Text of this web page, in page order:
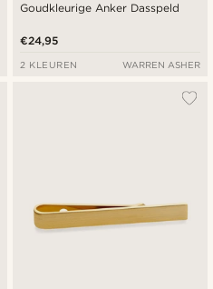
Goudkleurige Anker Dasspeld
€24,95
2 KLEUREN WARREN ASHER